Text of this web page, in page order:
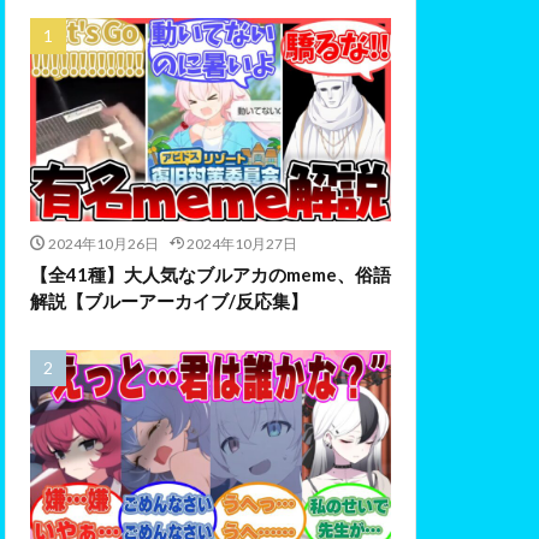
2024年10月26日 2024年10月27日
【全41種】大人気なブルアカのmeme、俗語
解説【ブルーアーカイブ/反応集】